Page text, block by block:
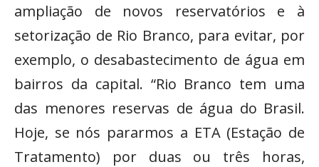
ampliação de novos reservatórios e à
setorização de Rio Branco, para evitar, por
exemplo, o desabastecimento de água em
bairros da capital. “Rio Branco tem uma
das menores reservas de água do Brasil.
Hoje, se nós pararmos a ETA (Estação de
Tratamento) por duas ou três horas,